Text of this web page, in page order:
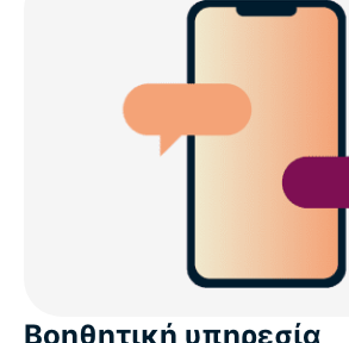
Βοηθητική υπηρεσία